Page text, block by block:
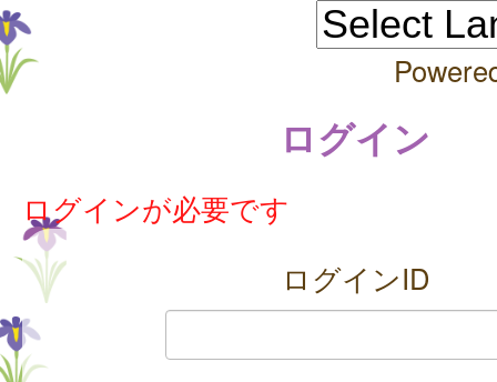
ログイン
ログインが必要です
ログインID